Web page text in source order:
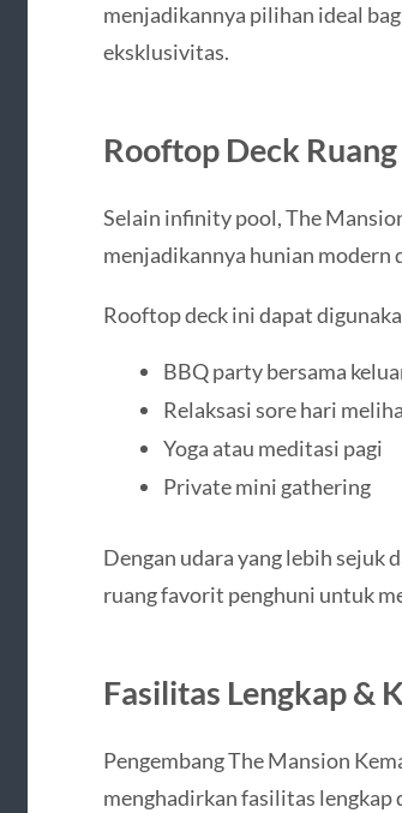
menjadikannya pilihan ideal
eksklusivitas.
Rooftop Deck
Selain infinity pool, The
menjadikannya hunian modern
Rooftop deck ini dapat
BBQ party bersama
Relaksasi sore hari
Yoga atau meditasi pagi
Private mini gathering
Dengan udara yang lebih sejuk
ruang favorit penghuni untuk
Fasilitas Lengkap &
Pengembang The Mansion
menghadirkan fasilitas lengkap